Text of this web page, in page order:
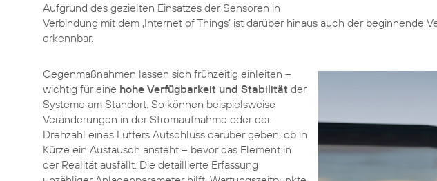
Aufgrund des gezielten Einsatzes der Sensoren in
Verbindung mit dem ‚Internet of Things‘ ist darüber hinaus auch der beginnende
erkennbar.
Gegenmaßnahmen lassen sich frühzeitig einleiten –
wichtig für eine hohe Verfügbarkeit und Stabilität der
Systeme am Standort. So können beispielsweise
Veränderungen in der Stromaufnahme oder der
Drehzahl eines Lüfters Aufschluss darüber geben, ob in
Kürze ein Austausch ansteht – bevor das Element in
der Realität ausfällt. Die detaillierte Erfassung